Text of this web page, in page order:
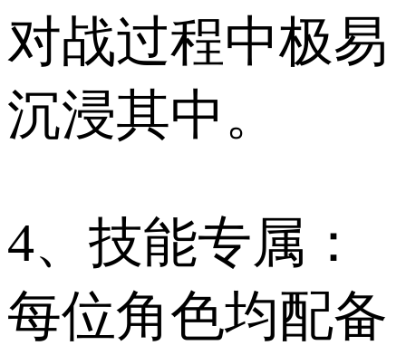
对战过程中极易
沉浸其中。
4、技能专属：
每位角色均配备